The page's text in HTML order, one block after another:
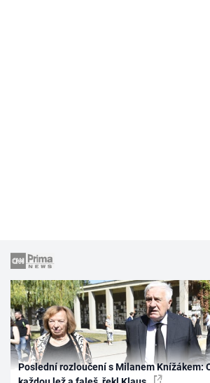
Poslední rozloučení s Milanem Knížákem: